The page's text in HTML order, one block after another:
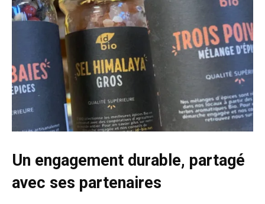
Un engagement durable, partagé
avec ses partenaires